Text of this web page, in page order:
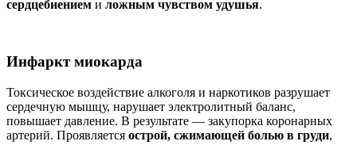
сердцебиением и ложным чувством удушья.
Инфаркт миокарда
Токсическое воздействие алкоголя и наркотиков разрушает
сердечную мышцу, нарушает электролитный баланс,
повышает давление. В результате — закупорка коронарных
артерий. Проявляется острой, сжимающей болью в груди,